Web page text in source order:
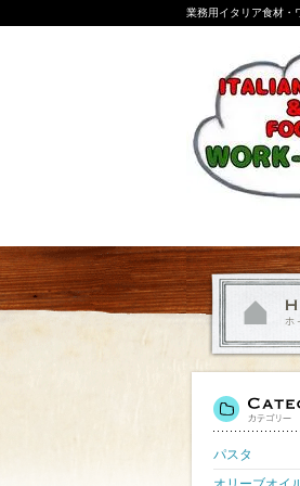
業務用イタリア食材
パスタ